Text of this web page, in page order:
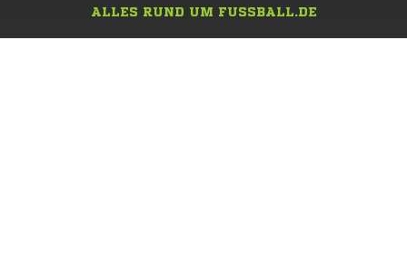
ALLES RUND UM FUSSBALL.DE